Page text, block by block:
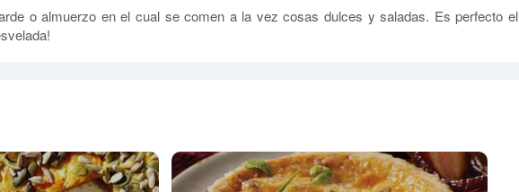
o almuerzo en el cual se comen a la vez cosas dulces y saladas. Es perfecto el